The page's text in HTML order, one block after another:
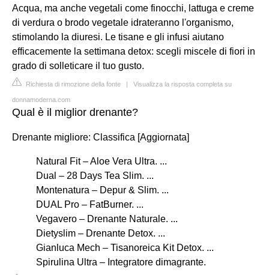
Acqua, ma anche vegetali come finocchi, lattuga e creme
di verdura o brodo vegetale idrateranno l'organismo,
stimolando la diuresi. Le tisane e gli infusi aiutano
efficacemente la settimana detox: scegli miscele di fiori in
grado di solleticare il tuo gusto.
Richiesta di rimozione della fonte | Visualizza la risposta completa su
donnamoderna.com
Qual è il miglior drenante?
Drenante migliore: Classifica [Aggiornata]
Natural Fit – Aloe Vera Ultra. ...
Dual – 28 Days Tea Slim. ...
Montenatura – Depur & Slim. ...
DUAL Pro – FatBurner. ...
Vegavero – Drenante Naturale. ...
Dietyslim – Drenante Detox. ...
Gianluca Mech – Tisanoreica Kit Detox. ...
Spirulina Ultra – Integratore dimagrante.